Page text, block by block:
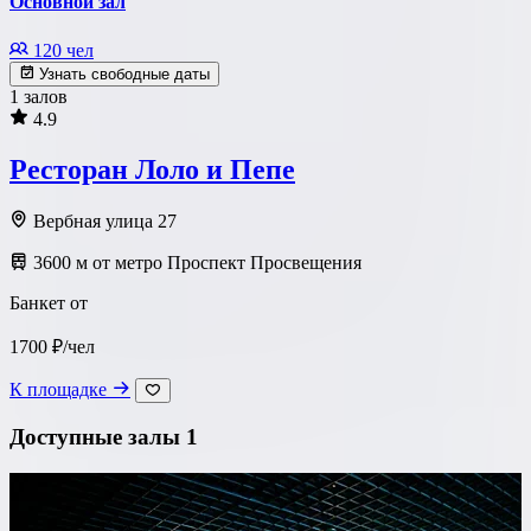
120 чел
Узнать свободные даты
1 залов
4.9
Ресторан Лоло и Пепе
Вербная улица 27
3600 м от метро Проспект Просвещения
Банкет от
1700 ₽/чел
К площадке
Доступные залы 1